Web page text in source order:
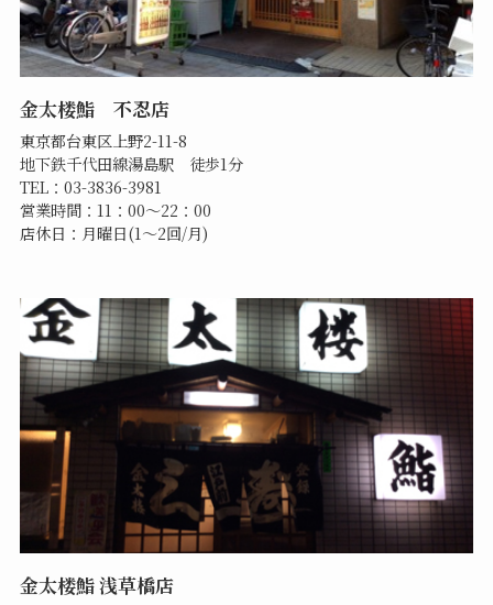
金太楼鮨 不忍店
東京都台東区上野2-11-8
地下鉄千代田線湯島駅 徒歩1分
TEL：03-3836-3981
営業時間：11：00～22：00
店休日：月曜日(1～2回/月)
金太楼鮨 浅草橋店